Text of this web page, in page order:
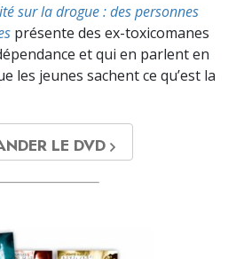
sur la drogue : des personnes
présente des ex-toxicomanes
et qui en parlent en
les jeunes sachent ce qu’est la
LE DVD